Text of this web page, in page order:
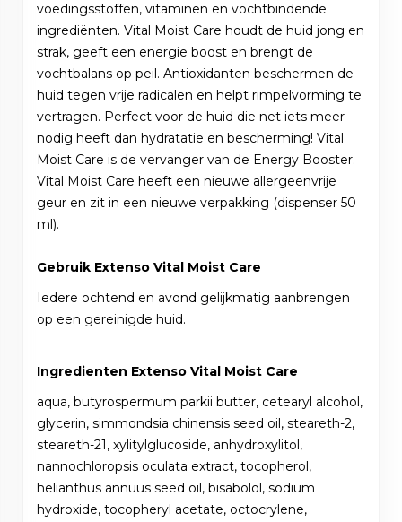
voedingsstoffen, vitaminen en vochtbindende
ingrediënten. Vital Moist Care houdt de huid jong en
strak, geeft een energie boost en brengt de
vochtbalans op peil. Antioxidanten beschermen de
huid tegen vrije radicalen en helpt rimpelvorming te
vertragen. Perfect voor de huid die net iets meer
nodig heeft dan hydratatie en bescherming! Vital
Moist Care is de vervanger van de Energy Booster.
Vital Moist Care heeft een nieuwe allergeenvrije
geur en zit in een nieuwe verpakking (dispenser 50
ml).
Gebruik Extenso Vital Moist Care
Iedere ochtend en avond gelijkmatig aanbrengen
op een gereinigde huid.
Ingredienten Extenso Vital Moist Care
aqua, butyrospermum parkii butter, cetearyl alcohol,
glycerin, simmondsia chinensis seed oil, steareth-2,
steareth-21, xylitylglucoside, anhydroxylitol,
nannochloropsis oculata extract, tocopherol,
helianthus annuus seed oil, bisabolol, sodium
hydroxide, tocopheryl acetate, octocrylene,